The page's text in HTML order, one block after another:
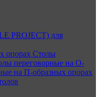
PROJECT) для
опорах Столы
переговорные на О-
на П-образных опорах